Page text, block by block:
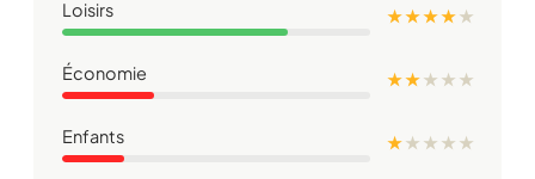
Loisirs ★ ★ ★ ★★
Économie ★ ★★ ★ ★
Enfants ★★ ★ ★ ★